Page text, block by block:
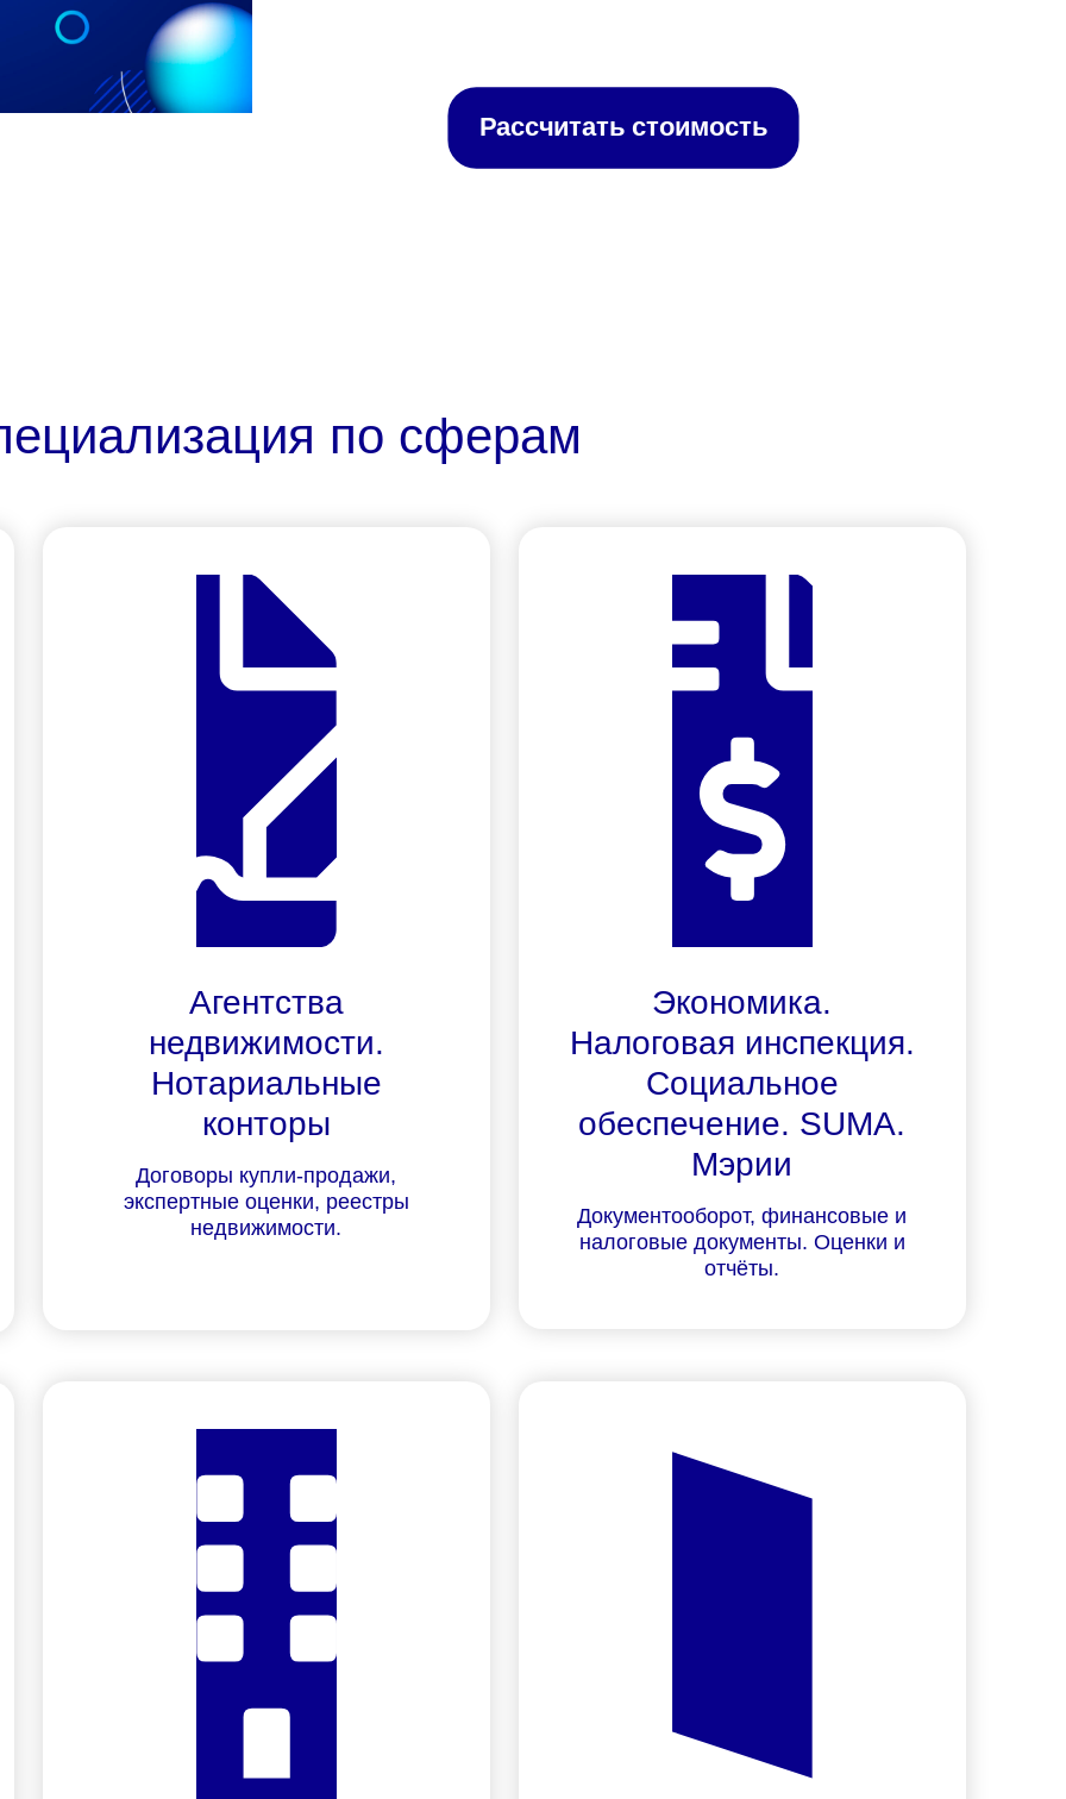
Рассчитать стоимость
по сферам
Агентства
недвижимости.
Нотариальные
конторы
Договоры купли-продажи,
экспертные оценки, реестры
недвижимости.
Экономика.
Налоговая инспекция.
Социальное
обеспечение. SUMA.
Мэрии
Документооборот, финансовые и
налоговые документы. Оценки и
отчёты.